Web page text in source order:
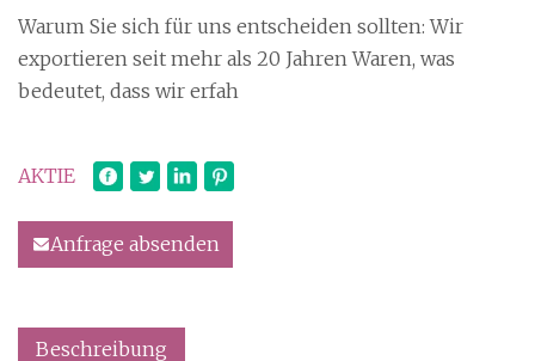
Warum Sie sich für uns entscheiden sollten: Wir
exportieren seit mehr als 20 Jahren Waren, was
bedeutet, dass wir erfah
AKTIE
Anfrage absenden
Beschreibung